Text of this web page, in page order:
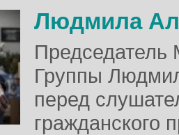
Людмила
Председатель
Группы
перед
гражданского